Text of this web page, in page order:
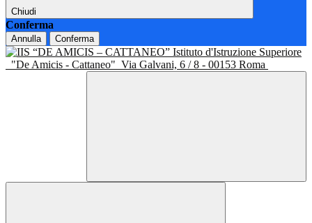
Chiudi
Conferma
Annulla Conferma
Istituto d'Istruzione Superiore
"De Amicis - Cattaneo" Via Galvani, 6 / 8 - 00153 Roma